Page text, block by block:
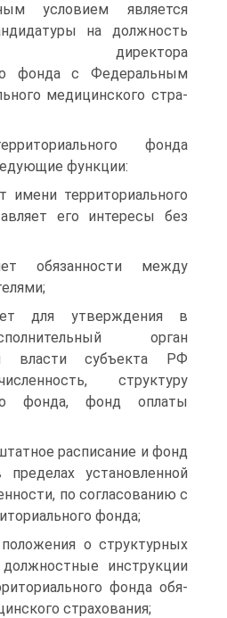
условием является
на должность
директора
фонда с Федеральным
медицинского стра­
фонда
функции:
имени территориального
его интересы без
обязанности между
для утверждения в
орган
власти субъекта РФ
структуру
фонда, фонд оплаты
расписание и фонд
установленной
по согласованию с
фонда;
о структурных
долж­ностные инструкции
фонда обя­
страхования;